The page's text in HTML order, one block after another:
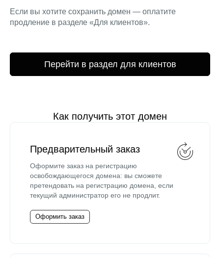
Если вы хотите сохранить домен — оплатите
продление в разделе «Для клиентов».
Перейти в раздел для клиентов
Как получить этот домен
Предварительный заказ
Оформите заказ на регистрацию
освобождающегося домена: вы сможете
претендовать на регистрацию домена, если
текущий администратор его не продлит.
Оформить заказ